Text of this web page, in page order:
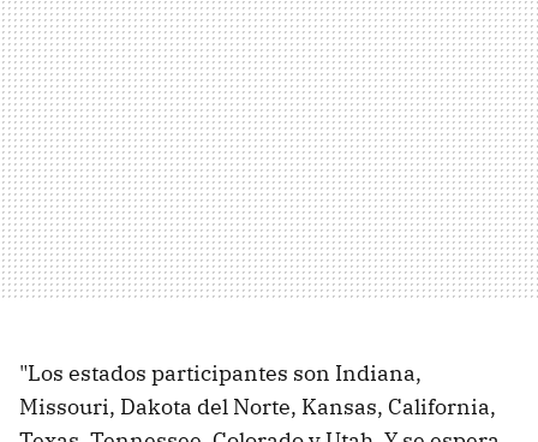
"Los estados participantes son Indiana,
Missouri, Dakota del Norte, Kansas, California,